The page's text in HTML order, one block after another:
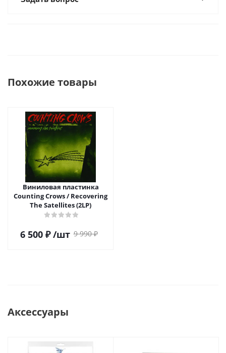
Похожие товары
Виниловая пластинка
Counting Crows / Recovering
The Satellites (2LP)
6 500₽ /шт 9 990₽
Аксессуары